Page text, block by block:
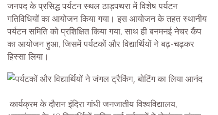
जनपद के प्रसिद्ध पर्यटन स्थल ठाड़पथरा में विशेष पर्यटन
गतिविधियों का आयोजन किया गया। इस आयोजन के तहत स्थानीय
पर्यटन समिति को प्रशिक्षित किया गया, साथ ही बनमनई नेचर कैंप
का आयोजन हुआ, जिसमें पर्यटकों और विद्यार्थियों ने बढ़-चढ़कर
हिस्सा लिया।
कार्यक्रम के दौरान इंदिरा गांधी जनजातीय विश्वविद्यालय,